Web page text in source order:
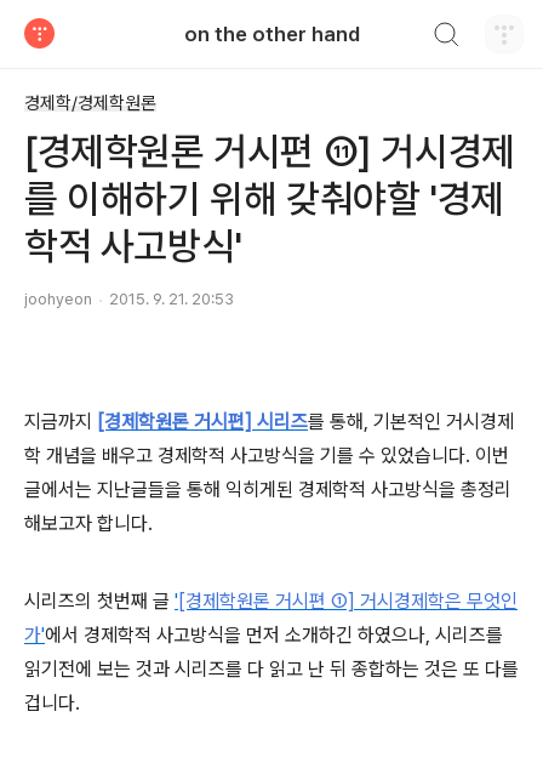
on the other hand
경제학/경제학원론
[경제학원론 거시편 ⑪] 거시경제
를 이해하기 위해 갖춰야할 '경제
학적 사고방식'
joohyeon 2015. 9. 21. 20:53
지금까지 [경제학원론 거시편] 시리즈를 통해, 기본적인 거시경제
학 개념을 배우고 경제학적 사고방식을 기를 수 있었습니다. 이번
글에서는 지난글들을 통해 익히게된 경제학적 사고방식을 총정리
해보고자 합니다.
시리즈의 첫번째 글 ' [경제학원론 거시편 ①] 거시경제학은 무엇인
가'에서 경제학적 사고방식을 먼저 소개하긴 하였으나, 시리즈를
읽기전에 보는 것과 시리즈를 다 읽고 난 뒤 종합하는 것은 또 다를
겁니다.